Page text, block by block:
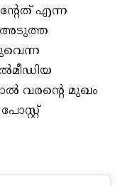
എന്ന
അടുത്ത
വരന്റെ മുഖം